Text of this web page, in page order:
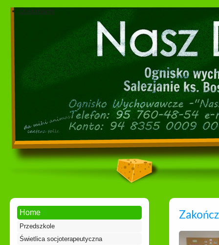
Dokumenty
Home
Przedszkole
Świetlica socjoterapeutyczna